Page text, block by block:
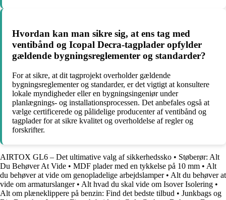
Hvordan kan man sikre sig, at ens tag med
ventibånd og Icopal Decra-tagplader opfylder
gældende bygningsreglementer og standarder?
For at sikre, at dit tagprojekt overholder gældende
bygningsreglementer og standarder, er det vigtigt at konsultere
lokale myndigheder eller en bygningsingeniør under
planlægnings- og installationsprocessen. Det anbefales også at
vælge certificerede og pålidelige producenter af ventibånd og
tagplader for at sikre kvalitet og overholdelse af regler og
forskrifter.
AIRTOX GL6 – Det ultimative valg af sikkerhedssko • Støberør: Alt
Du Behøver At Vide • MDF plader med en tykkelse på 10 mm • Alt
du behøver at vide om genopladelige arbejdslamper• Alt du behøver at
vide om armaturslanger• Alt hvad du skal vide om Isover Isolering •
Alt om plæneklippere på benzin: Find det bedste tilbud • Junkbags og